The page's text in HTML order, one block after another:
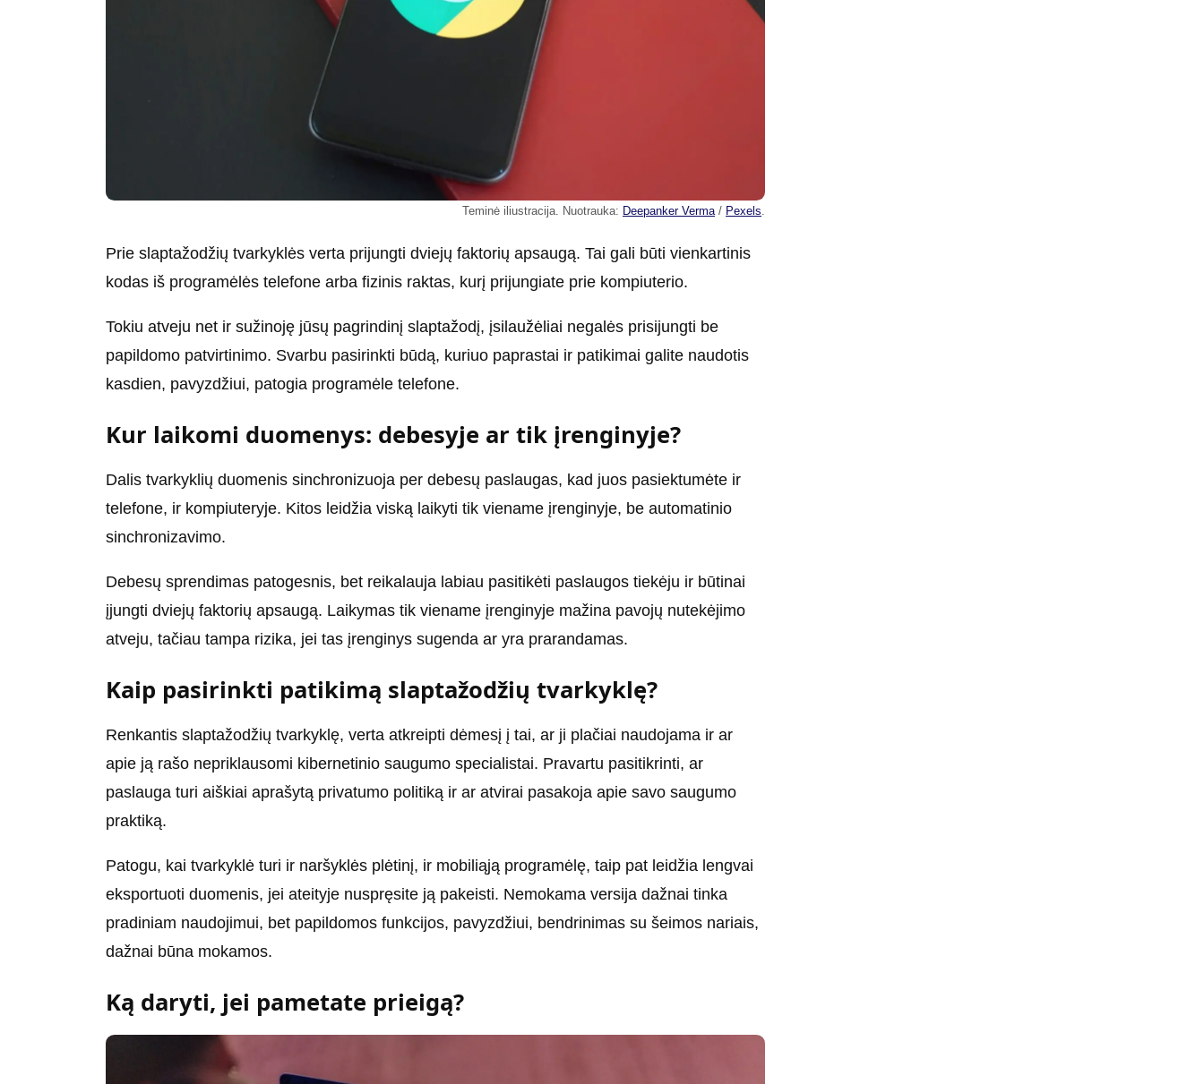
Teminė iliustracija. Nuotrauka: Deepanker Verma/ Pexels.
Prie slaptažodžių tvarkyklės verta prijungti dviejų faktorių apsaugą. Tai gali būti vienkartinis
kodas iš programėlės telefone arba fizinis raktas, kurį prijungiate prie kompiuterio.
Tokiu atveju net ir sužinoję jūsų pagrindinį slaptažodį, įsilaužėliai negalės prisijungti be
papildomo patvirtinimo. Svarbu pasirinkti būdą, kuriuo paprastai ir patikimai galite naudotis
kasdien, pavyzdžiui, patogia programėle telefone.
Kur laikomi duomenys: debesyje ar tik įrenginyje?
Dalis tvarkyklių duomenis sinchronizuoja per debesų paslaugas, kad juos pasiektumėte ir
telefone, ir kompiuteryje. Kitos leidžia viską laikyti tik viename įrenginyje, be automatinio
sinchronizavimo.
Debesų sprendimas patogesnis, bet reikalauja labiau pasitikėti paslaugos tiekėju ir būtinai
įjungti dviejų faktorių apsaugą. Laikymas tik viename įrenginyje mažina pavojų nutekėjimo
atveju, tačiau tampa rizika, jei tas įrenginys sugenda ar yra prarandamas.
Kaip pasirinkti patikimą slaptažodžių tvarkyklę?
Renkantis slaptažodžių tvarkyklę, verta atkreipti dėmesį į tai, ar ji plačiai naudojama ir ar
apie ją rašo nepriklausomi kibernetinio saugumo specialistai. Pravartu pasitikrinti, ar
paslauga turi aiškiai aprašytą privatumo politiką ir ar atvirai pasakoja apie savo saugumo
praktiką.
Patogu, kai tvarkyklė turi ir naršyklės plėtinį, ir mobiliąją programėlę, taip pat leidžia lengvai
eksportuoti duomenis, jei ateityje nuspręsite ją pakeisti. Nemokama versija dažnai tinka
pradiniam naudojimui, bet papildomos funkcijos, pavyzdžiui, bendrinimas su šeimos nariais,
dažnai būna mokamos.
Ką daryti, jei pametate prieigą?